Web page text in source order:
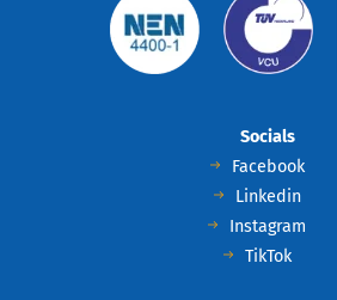
Socials
Facebook
Linkedin
Instagram
TikTok